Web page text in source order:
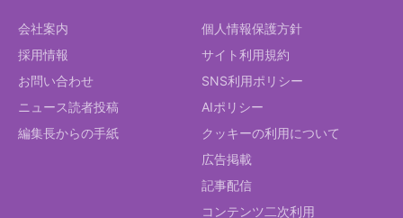
会社案内
採用情報
お問い合わせ
ニュース読者投稿
編集長からの手紙
個人情報保護方針
サイト利用規約
SNS利用ポリシー
AIポリシー
クッキーの利用について
広告掲載
記事配信
コンテンツ二次利用